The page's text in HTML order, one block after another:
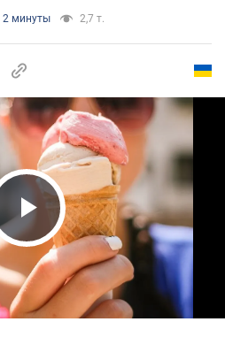
2 минуты 2,7 т.
Video